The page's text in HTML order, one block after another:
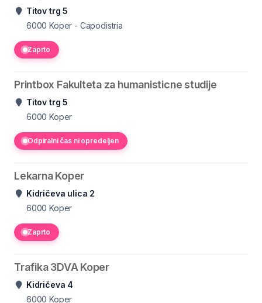
Titov trg 5
6000 Koper - Capodistria
Zaprto
Printbox Fakulteta za humanisticne studije
Titov trg 5
6000 Koper
Odpiralni čas ni opredeljen
Lekarna Koper
Kidričeva ulica 2
6000 Koper
Zaprto
Trafika 3DVA Koper
Kidričeva 4
6000 Koper